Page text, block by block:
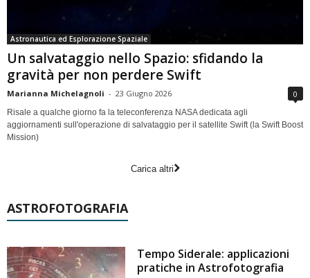
Astronautica ed Esplorazione Spaziale
Un salvataggio nello Spazio: sfidando la
gravità per non perdere Swift
Marianna Michelagnoli - 23 Giugno 2026 0
Risale a qualche giorno fa la teleconferenza NASA dedicata agli
aggiornamenti sull'operazione di salvataggio per il satellite Swift (la Swift Boost
Mission)
Carica altri
ASTROFOTOGRAFIA
Tempo Siderale: applicazioni
pratiche in Astrofotografia